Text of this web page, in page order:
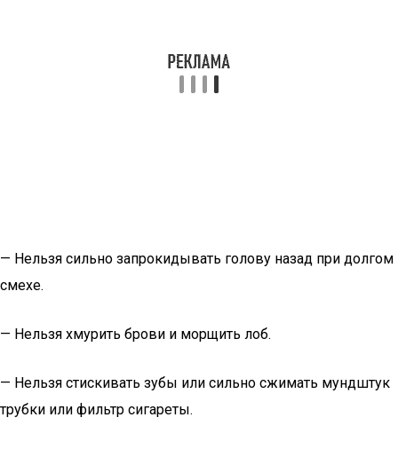
— Нельзя сильно запрокидывать голову назад при долгом
смехе.
— Нельзя хмурить брови и морщить лоб.
— Нельзя стискивать зубы или сильно сжимать мундштук
трубки или фильтр сигареты.